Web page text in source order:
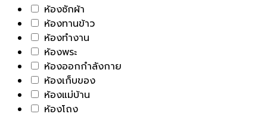
ห้องซักผ้า
ห้องทานข้าว
ห้องทำงาน
ห้องพระ
ห้องออกกำลังกาย
ห้องเก็บของ
ห้องแม่บ้าน
ห้องโถง